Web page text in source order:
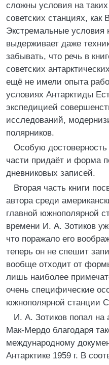
сложны условия на
советских станциях, как
Экстремальные условия
выдерживает даже
забывать, что речь в
советских
ещё не имели опыта
условиях Антарктиды
экспедицией
исследований,
полярников.
Особую достоверность
части придаёт и форма
дневниковых записей.
Вторая часть книги
автора среди
главной южнополярной
времени И. А. Зотиков
что поражало его
теперь он не спешит
вообще отходит от
лишь наиболее
очень специфические
южнополярной станции
И. А. Зотиков попал на
Мак-Мердо благодаря
международному
Антарктике 1959 г. В